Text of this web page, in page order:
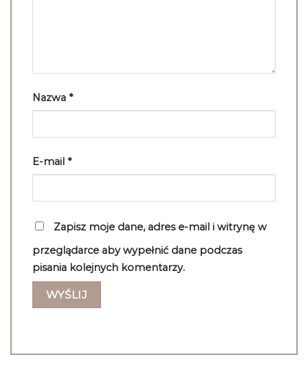
Nazwa *
E-mail *
Zapisz moje dane, adres e-mail i witrynę w
przeglądarce aby wypełnić dane podczas
pisania kolejnych komentarzy.